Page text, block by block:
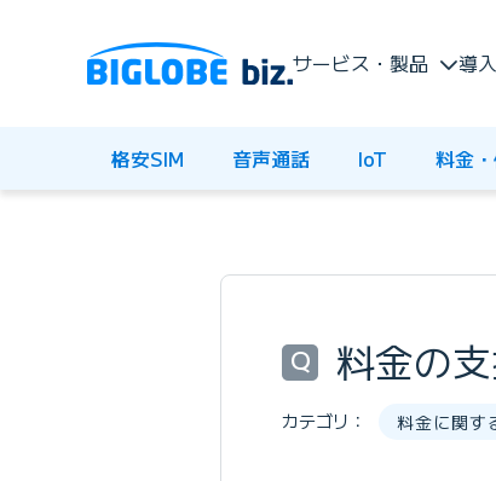
サービス・製品 導
格安SIM 音声通話 IoT 料金
Q 料金の
カテゴリ： 料金に関す